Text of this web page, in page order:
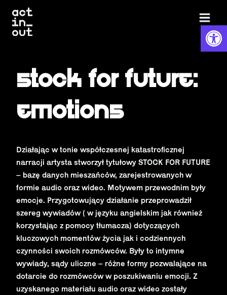
content
Stock for future:
Emotions
Działając w tonie współczesnej katastroficznej
narracji artysta stworzył tytułowy STOCK FOR FUTURE
– bazę danych mieszańców, zarejestrowanych w
formie audio oraz wideo. Motywem przewodnim były
emocje. Przygotowujący działanie przeprowadził
szereg wywiadów ( w języku angielskim jak również
korzystając z pomocy tłumacza) dotyczących
kluczowych momentów życia jak i codziennych
czynności swoich rozmówców. Były to intymne
wywiady, sądy uliczne – różne formy pozwalające na
dotarcie do rozmówców w poszukiwaniu emocji. Z
uzyskanego materiału audio oraz wideo zostały